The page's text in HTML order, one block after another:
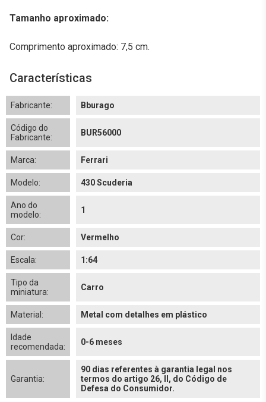
Tamanho aproximado:
Comprimento aproximado: 7,5 cm.
Características
Fabricante: Bburago
Código do
Fabricante:
BUR56000
Marca: Ferrari
Modelo: 430 Scuderia
Ano do
modelo:
1
Cor: Vermelho
Escala: 1:64
Tipo da
miniatura:
Carro
Material: Metal com detalhes em plástico
Idade
recomendada:
0-6 meses
Garantia:
90 dias referentes à garantia legal nos
termos do artigo 26, II, do Código de
Defesa do Consumidor.